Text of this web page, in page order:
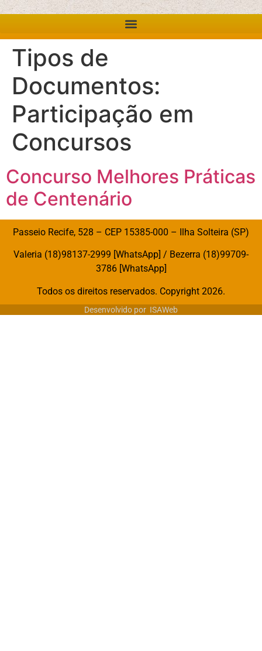
Tipos de
Documentos:
Participação em
Concursos
Concurso Melhores Práticas
de Centenário
Passeio Recife, 528 – CEP 15385-000 – Ilha Solteira (SP)
Valeria (18)98137-2999 [WhatsApp] / Bezerra (18)99709-
3786 [WhatsApp]
Todos os direitos reservados. Copyright 2026.
Desenvolvido por ISAWeb